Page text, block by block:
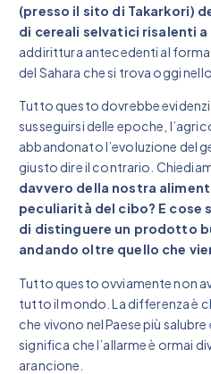
(presso il sito di Takarkori)
di cereali selvatici risalenti a
addirittura antecedenti al
del Sahara che si trova oggi
Tutto questo dovrebbe
susseguirsi delle epoche,
abbandonato l’evoluzione del
giusto dire il contrario.
davvero della nostra
peculiarità del cibo? E cose
di distinguere un prodotto
andando oltre quello che
Tutto questo ovviamente non
tutto il mondo. La differenza è
che vivono nel Paese più
significa che l’allarme è ormai
arancione.